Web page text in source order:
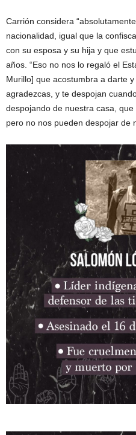
Carrión considera
nacionalidad, igual que la
con su esposa y su hija y que
años. “Eso no nos lo regaló el
Murillo] que acostumbra a darte
agradezcas, y te despojan
despojando de nuestra casa,
pero no nos pueden despojar de